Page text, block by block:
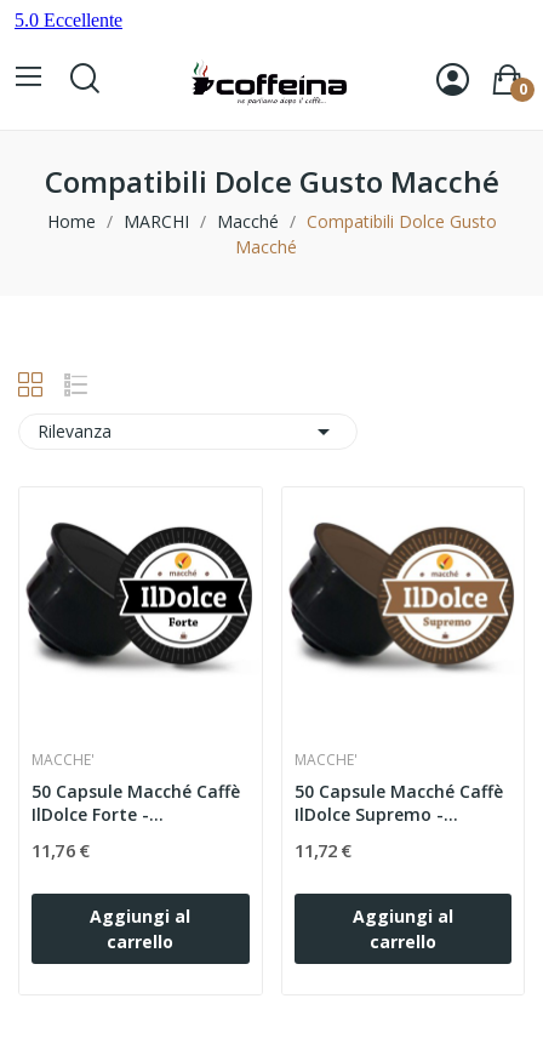
0
Compatibili Dolce Gusto Macché
Home MARCHI Macché
Compatibili Dolce Gusto
Macché
Rilevanza 
MACCHE'
50 Capsule Macché Caffè
IlDolce Forte -...
11,76 €
Aggiungi al
carrello
MACCHE'
50 Capsule Macché Caffè
IlDolce Supremo -...
11,72 €
Aggiungi al
carrello